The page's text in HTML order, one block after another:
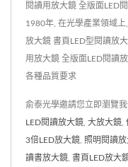
閱讀用放大鏡 全版面LED
1980年, 在光學產業領域
放大鏡 書頁LED型閱讀放
用放大鏡 全版面LED閱讀
各種品質要求
俞泰光學邀請您立即瀏覽
LED閱讀放大鏡 大放大鏡
3倍LED放大鏡 照明閱讀
讀書放大鏡 書頁LED放大